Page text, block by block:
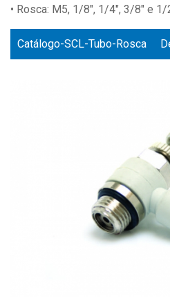
• Rosca: M5, 1/8", 1/4", 3/8" e 1/
Catálogo-SCL-Tubo-Rosca